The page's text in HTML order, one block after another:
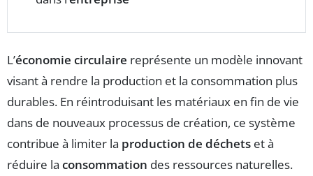
L’économie circulaire représente un modèle innovant
visant à rendre la production et la consommation plus
durables. En réintroduisant les matériaux en fin de vie
dans de nouveaux processus de création, ce système
contribue à limiter la production de déchets et à
réduire la consommation des ressources naturelles.